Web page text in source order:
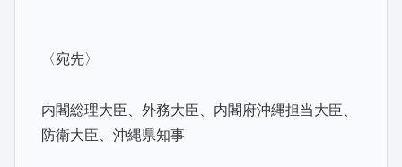
〈宛先〉
内閣総理大臣、外務大臣、内閣府沖縄担当大臣、
防衛大臣、沖縄県知事